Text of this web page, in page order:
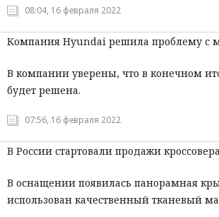
08:04, 16 февраля 2022
Компания Hyundai решила проблему с
В компании уверены, что в конечном
будет решена.
07:56, 16 февраля 2022
В России стартовали продажи
В оснащении появилась панорамная
использован качественный тканевый